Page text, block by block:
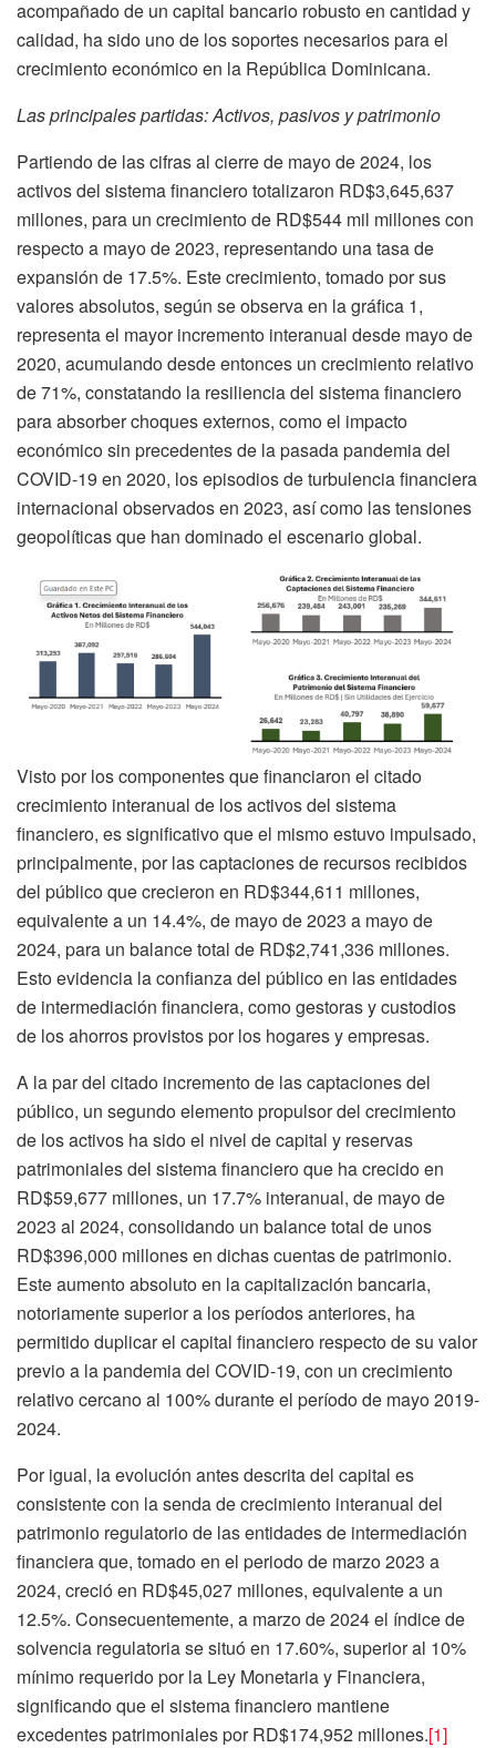
acompañado de un capital bancario robusto en cantidad y
calidad, ha sido uno de los soportes necesarios para el
crecimiento económico en la República Dominicana.
Las principales partidas: Activos, pasivos y patrimonio
Partiendo de las cifras al cierre de mayo de 2024, los
activos del sistema financiero totalizaron RD$3,645,637
millones, para un crecimiento de RD$544 mil millones con
respecto a mayo de 2023, representando una tasa de
expansión de 17.5%. Este crecimiento, tomado por sus
valores absolutos, según se observa en la gráfica 1,
representa el mayor incremento interanual desde mayo de
2020, acumulando desde entonces un crecimiento relativo
de 71%, constatando la resiliencia del sistema financiero
para absorber choques externos, como el impacto
económico sin precedentes de la pasada pandemia del
COVID-19 en 2020, los episodios de turbulencia financiera
internacional observados en 2023, así como las tensiones
geopolíticas que han dominado el escenario global.
Visto por los componentes que financiaron el citado
crecimiento interanual de los activos del sistema
financiero, es significativo que el mismo estuvo impulsado,
principalmente, por las captaciones de recursos recibidos
del público que crecieron en RD$344,611 millones,
equivalente a un 14.4%, de mayo de 2023 a mayo de
2024, para un balance total de RD$2,741,336 millones.
Esto evidencia la confianza del público en las entidades
de intermediación financiera, como gestoras y custodios
de los ahorros provistos por los hogares y empresas.
A la par del citado incremento de las captaciones del
público, un segundo elemento propulsor del crecimiento
de los activos ha sido el nivel de capital y reservas
patrimoniales del sistema financiero que ha crecido en
RD$59,677 millones, un 17.7% interanual, de mayo de
2023 al 2024, consolidando un balance total de unos
RD$396,000 millones en dichas cuentas de patrimonio.
Este aumento absoluto en la capitalización bancaria,
notoriamente superior a los períodos anteriores, ha
permitido duplicar el capital financiero respecto de su valor
previo a la pandemia del COVID-19, con un crecimiento
relativo cercano al 100% durante el período de mayo 2019-
2024.
Por igual, la evolución antes descrita del capital es
consistente con la senda de crecimiento interanual del
patrimonio regulatorio de las entidades de intermediación
financiera que, tomado en el periodo de marzo 2023 a
2024, creció en RD$45,027 millones, equivalente a un
12.5%. Consecuentemente, a marzo de 2024 el índice de
solvencia regulatoria se situó en 17.60%, superior al 10%
mínimo requerido por la Ley Monetaria y Financiera,
significando que el sistema financiero mantiene
excedentes patrimoniales por RD$174,952 millones.[1]